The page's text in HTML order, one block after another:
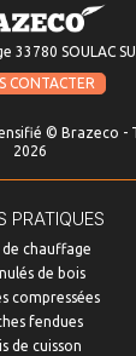
33780 SOULAC
CONTACTER
© Brazeco -
2026
PRATIQUES
de chauffage
de bois
compressées
fendues
de cuisson